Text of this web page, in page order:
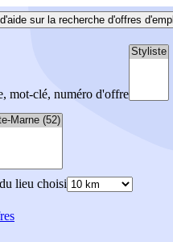
sur la recherche d'offres
mot-clé, numéro d'offre
lieu choisi